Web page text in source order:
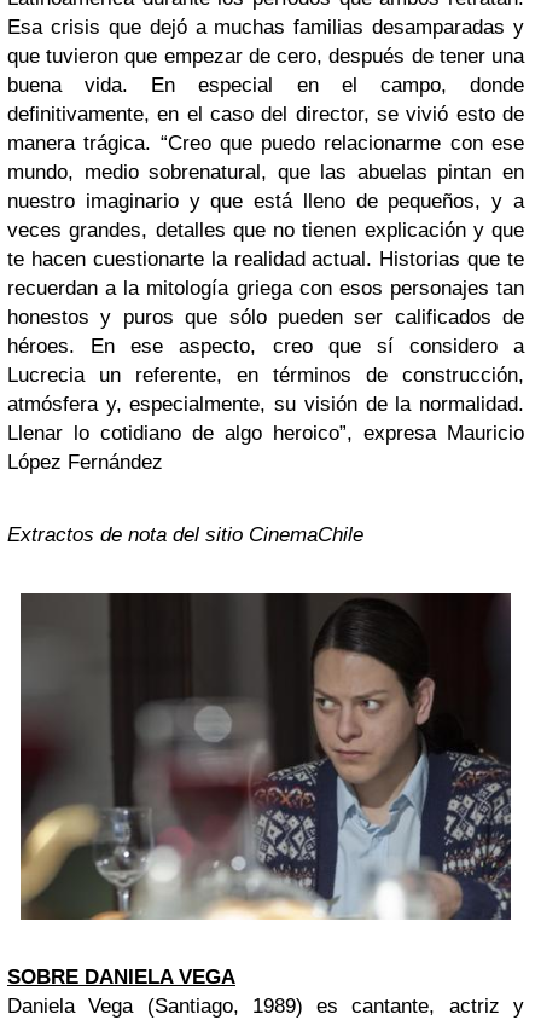
Esa crisis que dejó a muchas familias desamparadas y
que tuvieron que empezar de cero, después de tener una
buena vida. En especial en el campo, donde
definitivamente, en el caso del director, se vivió esto de
manera trágica. “Creo que puedo relacionarme con ese
mundo, medio sobrenatural, que las abuelas pintan en
nuestro imaginario y que está lleno de pequeños, y a
veces grandes, detalles que no tienen explicación y que
te hacen cuestionarte la realidad actual. Historias que te
recuerdan a la mitología griega con esos personajes tan
honestos y puros que sólo pueden ser calificados de
héroes. En ese aspecto, creo que sí considero a
Lucrecia un referente, en términos de construcción,
atmósfera y, especialmente, su visión de la normalidad.
Llenar lo cotidiano de algo heroico”, expresa Mauricio
López Fernández
Extractos de nota del sitio CinemaChile
SOBRE DANIELA VEGA
Daniela Vega (Santiago, 1989) es cantante, actriz y